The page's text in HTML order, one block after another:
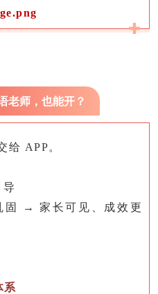
老师，也能开？
给 APP。
→ 家长可见、成效更
系